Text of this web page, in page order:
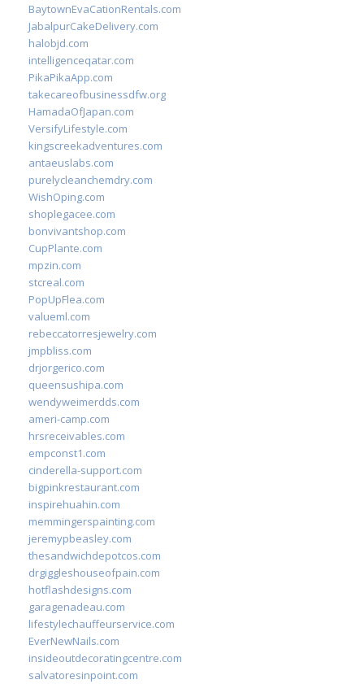
BaytownEvaCationRentals.com
JabalpurCakeDelivery.com
halobjd.com
intelligenceqatar.com
PikaPikaApp.com
takecareofbusinessdfw.org
HamadaOfJapan.com
VersifyLifestyle.com
kingscreekadventures.com
antaeuslabs.com
purelycleanchemdry.com
WishOping.com
shoplegacee.com
bonvivantshop.com
CupPlante.com
mpzin.com
stcreal.com
PopUpFlea.com
valueml.com
rebeccatorresjewelry.com
jmpbliss.com
drjorgerico.com
queensushipa.com
wendyweimerdds.com
ameri-camp.com
hrsreceivables.com
empconst1.com
cinderella-support.com
bigpinkrestaurant.com
inspirehuahin.com
memmingerspainting.com
jeremypbeasley.com
thesandwichdepotcos.com
drgiggleshouseofpain.com
hotflashdesigns.com
garagenadeau.com
lifestylechauffeurservice.com
EverNewNails.com
insideoutdecoratingcentre.com
salvatoresinpoint.com